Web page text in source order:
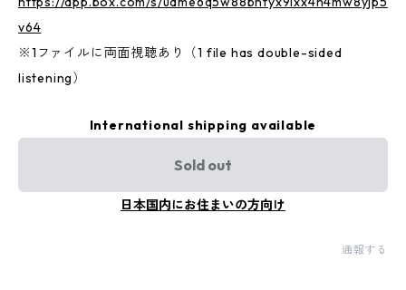
v64
※1ファイルに両面視聴あり（1 file has double-sided
listening）
International shipping available
Sold out
日本国内にお住まいの方向け
通報する